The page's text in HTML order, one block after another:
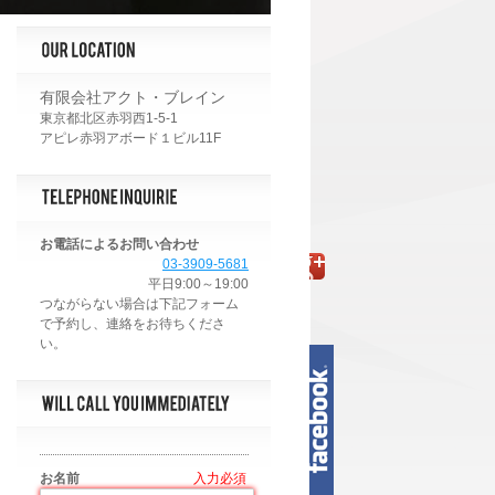
有限会社アクト・ブレイン
東京都北区赤羽西1-5-1
アピレ赤羽アボード１ビル11F
お電話によるお問い合わせ
03-3909-5681
平日9:00～19:00
お名前